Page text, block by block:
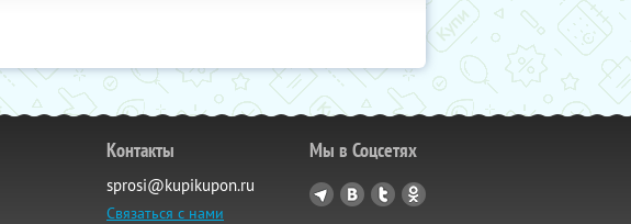
Контакты
sprosi@kupikupon.ru
Связаться с нами
Мы в Соцсетях